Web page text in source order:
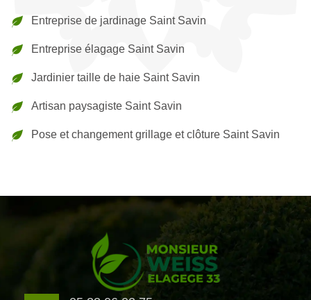
Entreprise de jardinage Saint Savin
Entreprise élagage Saint Savin
Jardinier taille de haie Saint Savin
Artisan paysagiste Saint Savin
Pose et changement grillage et clôture Saint Savin